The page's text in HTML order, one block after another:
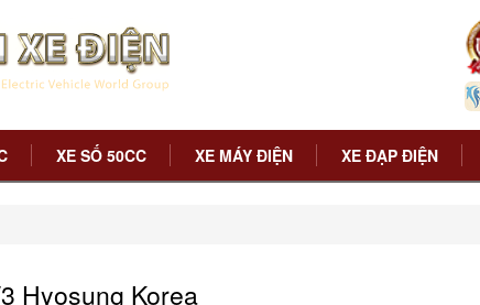
XE SỐ 50CC XE MÁY ĐIỆN XE ĐẠP ĐIỆN
Hyosung Korea